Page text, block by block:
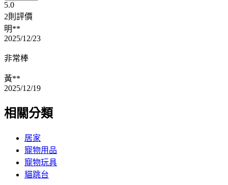
5.0
2則評價
明**
2025/12/23
非常棒
黃**
2025/12/19
相關分類
居家
寵物用品
寵物玩具
貓跳台